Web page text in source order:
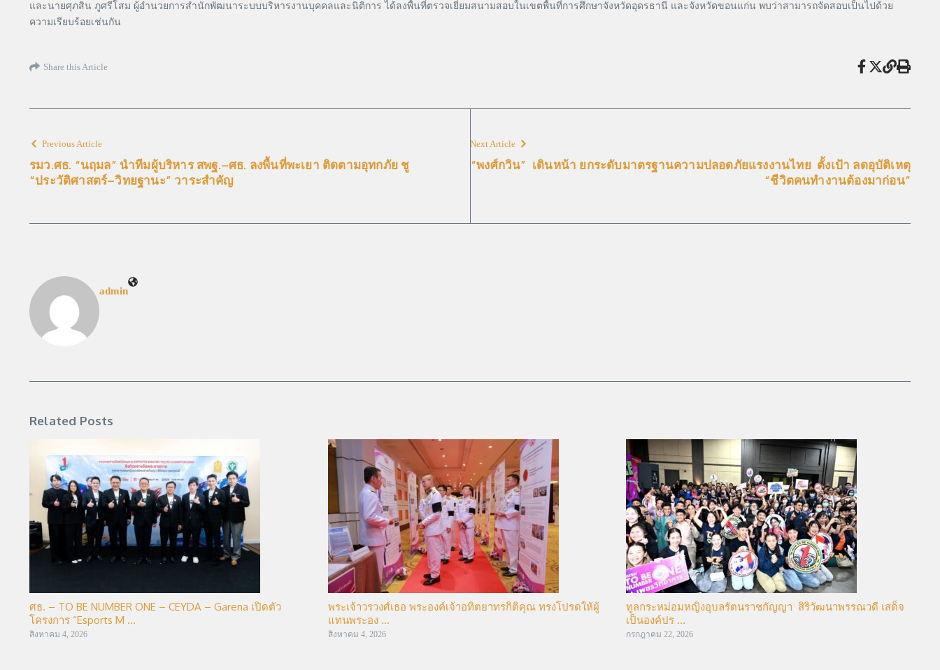
และนายศุภสิน ภูศรีโสม ผู้อำนวยการสำนักพัฒนาระบบบริหารงานบุคคลและนิติการ ได้ลงพื้นที่ตรวจเยี่ยมสนามสอบในเขตพื้นที่การศึกษาจังหวัดอุดรธานี และจังหวัดขอนแก่น พบว่าสามารถจัดสอบเป็นไปด้วย
ความเรียบร้อยเช่นกัน
Share this Article
Previous Article
รมว.ศธ. “นฤมล” นำทีมผู้บริหาร สพฐ.–ศธ. ลงพื้นที่พะเยา ติดตามอุทกภัย ชู
“ประวัติศาสตร์–วิทยฐานะ” วาระสำคัญ
Next Article
“พงศ์กวิน” เดินหน้า ยกระดับมาตรฐานความปลอดภัยแรงงานไทย ตั้งเป้า ลดอุบัติเหตุ
“ชีวิตคนทำงานต้องมาก่อน”
admin
Related Posts
ศธ. – TO BE NUMBER ONE – CEYDA – Garena เปิดตัว
โครงการ “Esports M ...
สิงหาคม 4, 2026
พระเจ้าวรวงศ์เธอ พระองค์เจ้าอทิตยาทรกิติคุณ ทรงโปรดให้ผู้
แทนพระอง ...
สิงหาคม 4, 2026
ทูลกระหม่อมหญิงอุบลรัตนราชกัญญา สิริวัฒนาพรรณวดี เสด็จ
เป็นองค์ปร ...
กรกฎาคม 22, 2026